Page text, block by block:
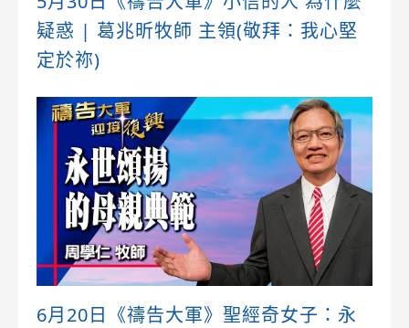
疑惑 | 葛兆昕牧師 主領(敬拜：我心堅
定於祢)
6月20日《禱告大軍》聖經奇女子：永